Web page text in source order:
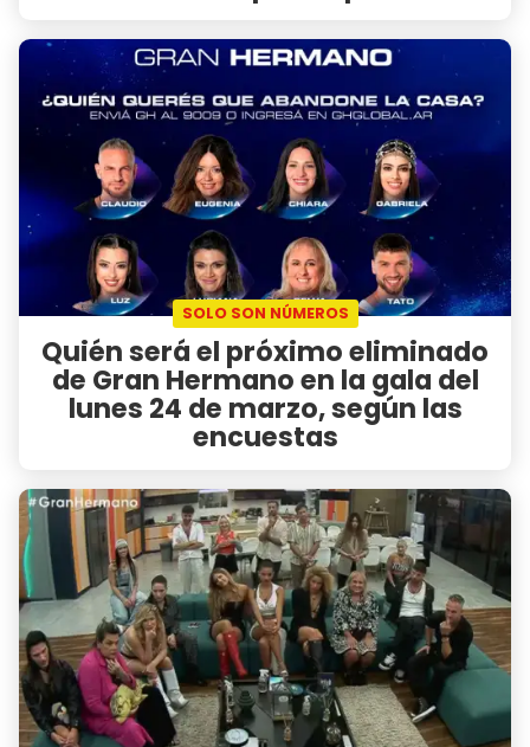
SOLO SON NÚMEROS
Quién será el próximo eliminado
de Gran Hermano en la gala del
lunes 24 de marzo, según las
encuestas